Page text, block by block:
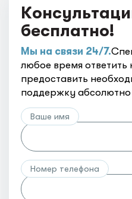
бесплатно!
Мы на связи 24/7.
любое время
предоставить
поддержку абсолютно
Ваше имя
Номер телефона